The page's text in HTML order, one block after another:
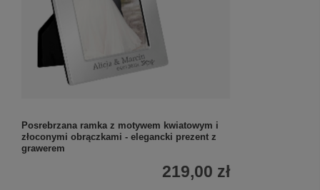
Posrebrzana ramka z motywem kwiatowym i
złoconymi obrączkami - elegancki prezent z
grawerem
219,00 zł